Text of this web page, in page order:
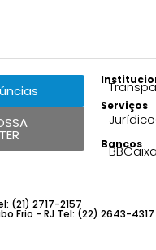
Serviços
Jurídico
Bancos
BBCaixa
(21) 2717-2157
Frio - RJ Tel: (22) 2643-4317